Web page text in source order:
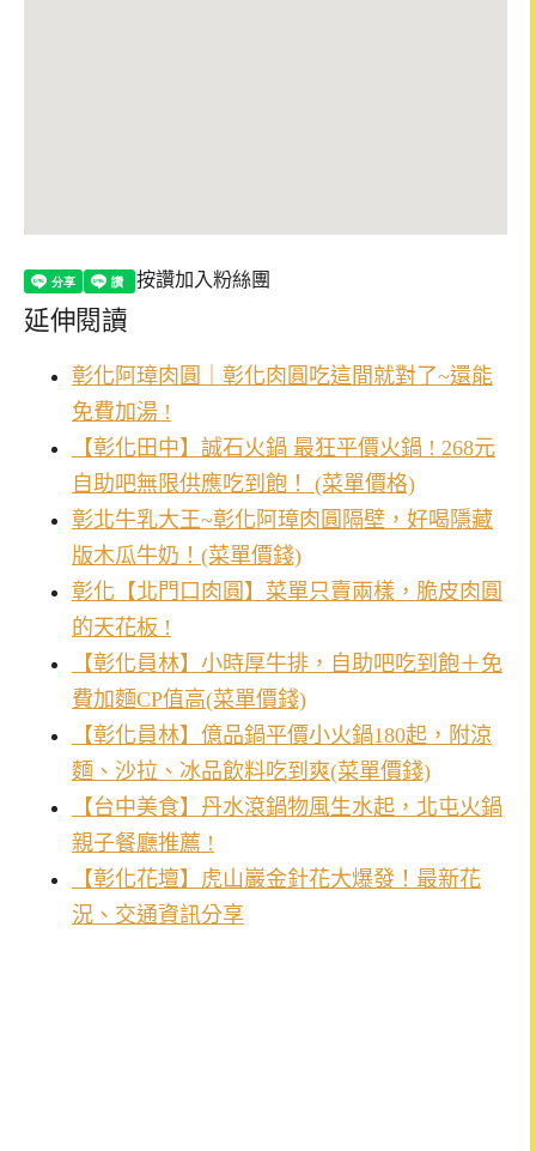
按讚加入粉絲團
延伸閱讀
彰化阿璋肉圓｜彰化肉圓吃這間就對了~還能
免費加湯 !
【彰化田中】誠石火鍋 最狂平價火鍋 ! 268元
自助吧無限供應吃到飽！ (菜單價格)
彰北牛乳大王~彰化阿璋肉圓隔壁，好喝隱藏
版木瓜牛奶！(菜單價錢)
彰化【北門口肉圓】菜單只賣兩樣，脆皮肉圓
的天花板 !
【彰化員林】小時厚牛排，自助吧吃到飽＋免
費加麵CP值高(菜單價錢)
【彰化員林】億品鍋平價小火鍋180起，附涼
麵、沙拉、冰品飲料吃到爽(菜單價錢)
【台中美食】丹水滾鍋物風生水起，北屯火鍋
親子餐廳推薦 !
【彰化花壇】虎山巖金針花大爆發！最新花
況、交通資訊分享